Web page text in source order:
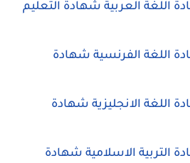
اللغة العربية شهادة التعليم
اللغة الفرنسية شهادة
اللغة الانجليزية شهادة
التربية الاسلامية شهادة